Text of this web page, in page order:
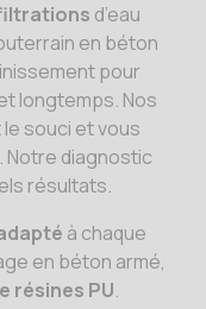
d’eau
en béton
pour
longtemps. Nos
souci et vous
. Notre diagnostic
résultats.
à chaque
en béton armé,
résines PU.